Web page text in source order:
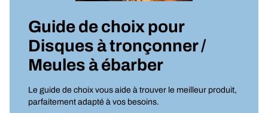
Guide de choix pour
Disques à tronçonner /
Meules à ébarber
Le guide de choix vous aide à trouver le meilleur produit,
parfaitement adapté à vos besoins.